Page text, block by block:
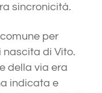
sincronicità.
per
nascita di Vito.
della via era
indicata e